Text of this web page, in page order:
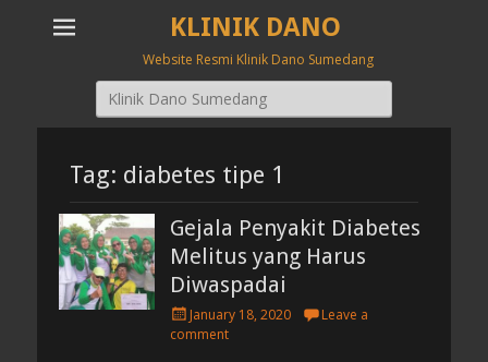
KLINIK DANO
Website Resmi Klinik Dano Sumedang
Search
for:
Tag: diabetes tipe 1
Gejala Penyakit Diabetes
Melitus yang Harus
Diwaspadai
P
o
January 18, 2020
Leave a
comment